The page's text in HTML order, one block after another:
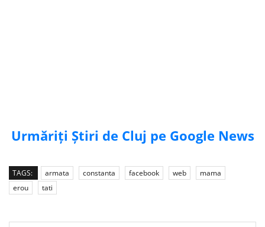
Urmăriți Știri de Cluj pe Google News
TAGS: armata constanta facebook web
mama
erou
tati